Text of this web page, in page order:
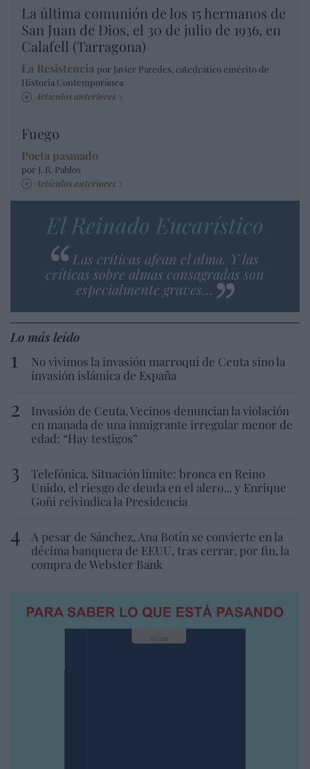
La última comunión de los 15 hermanos de
San Juan de Dios, el 30 de julio de 1936, en
Calafell (Tarragona)
La Resistencia por Javier Paredes, catedrático emérito de
Historia Contemporánea
Artículos anteriores
Fuego
Poeta pasmado
por J. R. Pablos
Artículos anteriores
El Reinado Eucarístico
Las críticas afean el alma. Y las
críticas sobre almas consagradas son
especialmente graves…
Lo más leído
No vivimos la invasión marroquí de Ceuta sino la
invasión islámica de España
Invasión de Ceuta. Vecinos denuncian la violación
en manada de una inmigrante irregular menor de
edad: “Hay testigos”
Telefónica. Situación límite: bronca en Reino
Unido, el riesgo de deuda en el alero... y Enrique
Goñi reivindica la Presidencia
A pesar de Sánchez, Ana Botín se convierte en la
décima banquera de EEUU, tras cerrar, por fin, la
compra de Webster Bank